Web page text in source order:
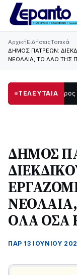
ΑρχικήΕιδήσειςΤοπικά
ΔΗΜΟΣ ΠΑΤΡΕΩΝ:
ΝΕΟΛΑΙΑ, ΤΟ ΛΑΟ ΤΗΣ
ΤΕΛΕΥΤΑΙΑ
μέρος στο Λυγιά
ΔΗΜΟΣ
ΟΛΑ ΟΣΑ
ΠΑΡ 13 ΙΟΥΝΊΟΥ